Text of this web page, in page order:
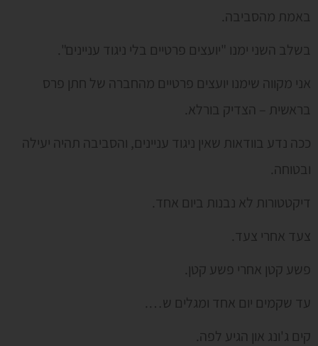
באמת מהסביבה.
בשלב השני ימנו "יועצים פרטיים בלי ניגוד עניינים".
אני מקווה שימנו יועצים פרטיים מהחברה של חתן פרס
בראשית – הצדיק בורלא.
ככה נדע בוודאות שאין ניגוד עניינים, והסביבה תהיה יעילה
ובטוחה.
דיקטטורות לא נבנות ביום אחד.
צעד אחרי צעד.
פשע קטן אחרי פשע קטן.
עד שקמים יום אחד ומגלים ש….
קים ג'ונג און הגיע לפה.